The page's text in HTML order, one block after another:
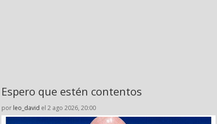
Espero que estén contentos
por leo_david el 2 ago 2026, 20:00